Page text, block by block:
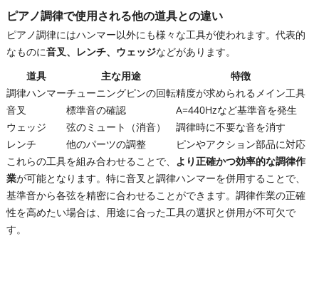
ピアノ調律で使用される他の道具との違い
ピアノ調律にはハンマー以外にも様々な工具が使われます。代表的
なものに音叉、レンチ、ウェッジなどがあります。
道具
主な用途
特徴
調律ハンマーチューニングピンの回転精度が求められるメイン工具
音叉
標準音の確認
A=440Hzなど基準音を発生
ウェッジ
弦のミュート（消音）
調律時に不要な音を消す
レンチ
他のパーツの調整
ピンやアクション部品に対応
これらの工具を組み合わせることで、 より正確かつ効率的な調律作
業が可能となります。特に音叉と調律ハンマーを併用することで、
基準音から各弦を精密に合わせることができます。調律作業の正確
性を高めたい場合は、用途に合った工具の選択と併用が不可欠で
す。